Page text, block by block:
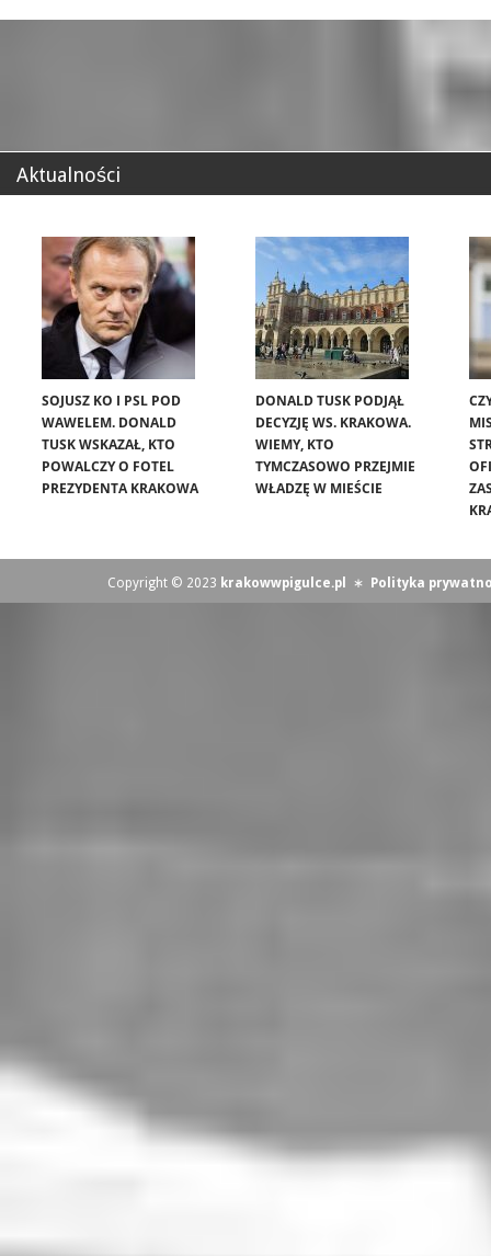
Aktualności
SOJUSZ KO I PSL POD
WAWELEM. DONALD
TUSK WSKAZAŁ, KTO
POWALCZY O FOTEL
PREZYDENTA KRAKOWA
DONALD TUSK PODJĄŁ
DECYZJĘ WS. KRAKOWA.
WIEMY, KTO
TYMCZASOWO PRZEJMIE
WŁADZĘ W MIEŚCIE
Copyright © 2023 krakowwpigulce.pl ∗ Polityka